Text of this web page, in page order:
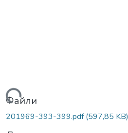
Файли
201969-393-399.pdf(597,85 KB)